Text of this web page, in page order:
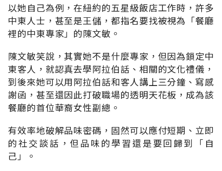
以她自己為例，在紐約的五星級飯店工作時，許多
中東人士，甚至是王儲，都指名要找被視為「餐廳
裡的中東專家」的陳文敏。
陳文敏笑說，其實她不是什麼專家，但因為鎖定中
東客人，就認真去學阿拉伯話、相關的文化禮儀，
到後來她可以用阿拉伯話和客人講上三分鐘、寫感
謝函，甚至還因此打破職場的透明天花板，成為該
餐廳的首位華裔女性副總。
有效率地破解品味密碼，固然可以應付短期、立即
的社交談話，但品味的學習還是要回歸到「自
己」。